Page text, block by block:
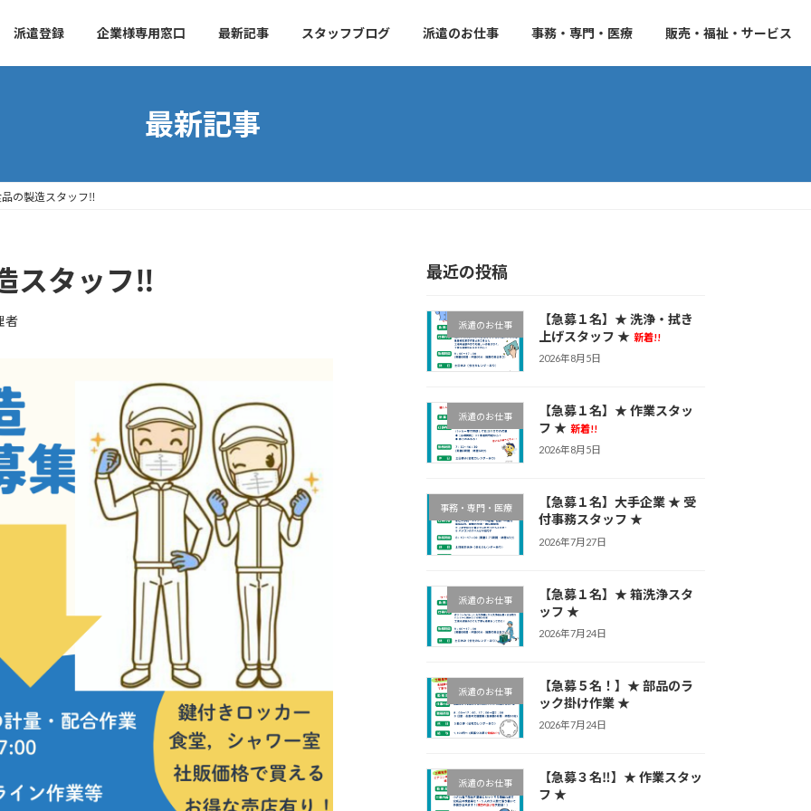
派遣登録 企業様専用窓口 最新記事 スタッフブログ 派遣のお仕事 事務・専門・医療 販売・福祉・サービス
最新記事
の製造スタッフ‼
スタッフ‼
者
最近の投稿
派遣のお仕事
【急募１名】★ 洗浄・拭き
上げスタッフ ★ 新着!!
2026年8月5日
派遣のお仕事
【急募１名】★ 作業スタッ
フ ★ 新着!!
2026年8月5日
事務・専門・医療
【急募１名】大手企業 ★ 受
付事務スタッフ ★
2026年7月27日
派遣のお仕事
【急募１名】★ 箱洗浄スタ
ッフ ★
2026年7月24日
派遣のお仕事
【急募５名！】★ 部品のラ
ック掛け作業 ★
2026年7月24日
派遣のお仕事
【急募３名‼】★ 作業スタッ
フ ★